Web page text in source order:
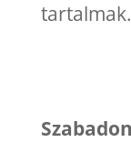
tartalmak.